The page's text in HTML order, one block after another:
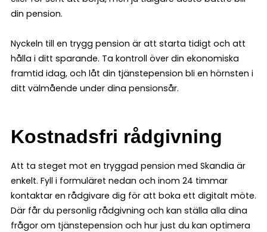
din pension.
Nyckeln till en trygg pension är att starta tidigt och att
hålla i ditt sparande. Ta kontroll över din ekonomiska
framtid idag, och låt din tjänstepension bli en hörnsten i
ditt välmående under dina pensionsår.
Kostnadsfri rådgivning
Att ta steget mot en tryggad pension med Skandia är
enkelt. Fyll i formuläret nedan och inom 24 timmar
kontaktar en rådgivare dig för att boka ett digitalt möte.
Där får du personlig rådgivning och kan ställa alla dina
frågor om tjänstepension och hur just du kan optimera